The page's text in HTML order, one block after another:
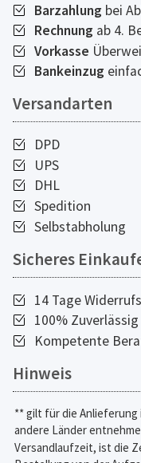
Barzahlung bei
Rechnung ab 4.
Vorkasse
Bankeinzug
Versandarten
DPD
UPS
DHL
Spedition
Selbstabholung
Sicheres
14 Tage
100% Zuverlässig
Kompetente
Hinweis
** gilt für die
andere Länder
Versandlaufzeit, ist die